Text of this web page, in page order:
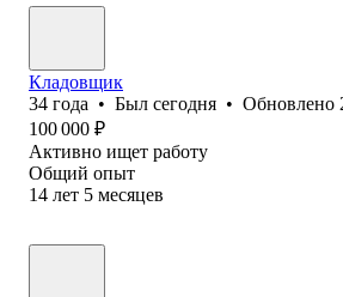
Кладовщик
34 года • Был сегодня • Обновлено
100 000 ₽
Активно ищет работу
Общий опыт
14 лет 5 месяцев